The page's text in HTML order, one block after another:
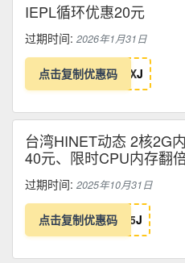
IEPL循环优惠20元
过期时间: 2026年1月31日
点击复制优惠码 XJ
台湾HINET动态 2核2G
40元、限时CPU内存翻
过期时间: 2025年10月31日
点击复制优惠码 5J